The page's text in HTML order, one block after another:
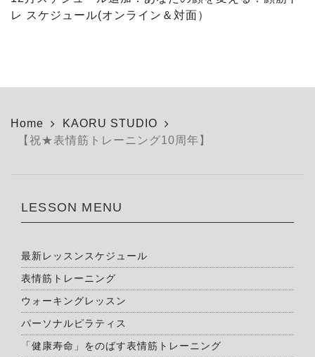
レ スケジュール(オンライン＆対面）
Home
KAORU STUDIO
【祝★表情筋トレーニング10周年】
LESSON MENU
最新レッスンスケジュール
表情筋トレーニング
ウォーキングレッスン
パーソナルピラティス
「健康寿命」をのばす表情筋トレーニング